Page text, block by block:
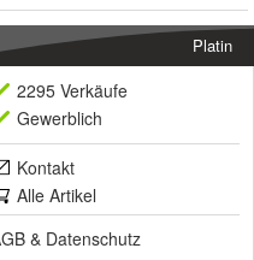
Platin
2295 Verkäufe
Gewerblich
Kontakt
Alle Artikel
& Datenschutz